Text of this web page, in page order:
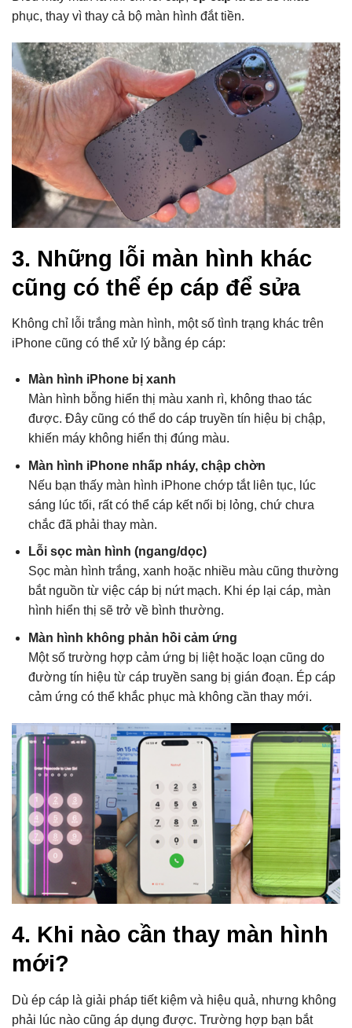
phục, thay vì thay cả bộ màn hình đắt tiền.
3. Những lỗi màn hình khác
cũng có thể ép cáp để sửa
Không chỉ lỗi trắng màn hình, một số tình trạng khác trên
iPhone cũng có thể xử lý bằng ép cáp:
Màn hình iPhone bị xanh
Màn hình bỗng hiển thị màu xanh rì, không thao tác
được. Đây cũng có thể do cáp truyền tín hiệu bị chập,
khiến máy không hiển thị đúng màu.
Màn hình iPhone nhấp nháy, chập chờn
Nếu bạn thấy màn hình iPhone chớp tắt liên tục, lúc
sáng lúc tối, rất có thể cáp kết nối bị lỏng, chứ chưa
chắc đã phải thay màn.
Lỗi sọc màn hình (ngang/dọc)
Sọc màn hình trắng, xanh hoặc nhiều màu cũng thường
bắt nguồn từ việc cáp bị nứt mạch. Khi ép lại cáp, màn
hình hiển thị sẽ trở về bình thường.
Màn hình không phản hồi cảm ứng
Một số trường hợp cảm ứng bị liệt hoặc loạn cũng do
đường tín hiệu từ cáp truyền sang bị gián đoạn. Ép cáp
cảm ứng có thể khắc phục mà không cần thay mới.
4. Khi nào cần thay màn hình
mới?
Dù ép cáp là giải pháp tiết kiệm và hiệu quả, nhưng không
phải lúc nào cũng áp dụng được. Trường hợp bạn bắt